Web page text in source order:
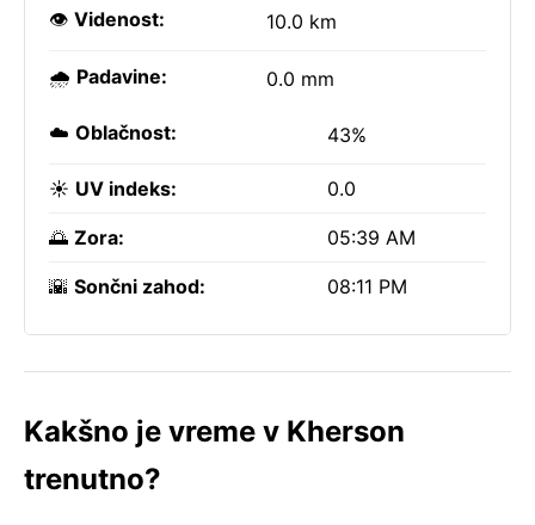
👁️ Videnost: 10.0 km
🌧️ Padavine: 0.0 mm
☁️ Oblačnost: 43%
☀️ UV indeks: 0.0
🌅 Zora: 05:39 AM
🌇 Sončni zahod: 08:11 PM
Kakšno je vreme v Kherson
trenutno?